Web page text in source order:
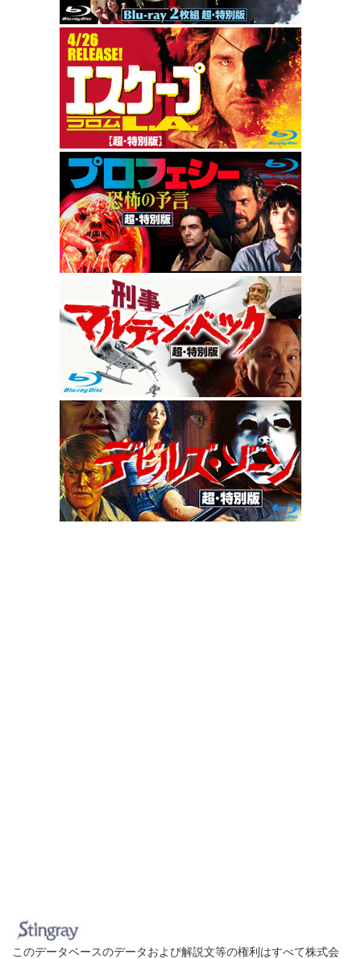
このデータベースのデータおよび解説文等の権利はすべて株式会